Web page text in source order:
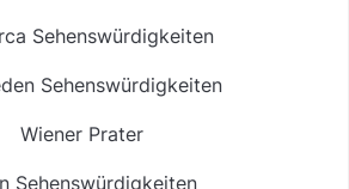
Sehenswürdigkeiten
Sehenswürdigkeiten
Wiener Prater
Sehenswürdigkeiten